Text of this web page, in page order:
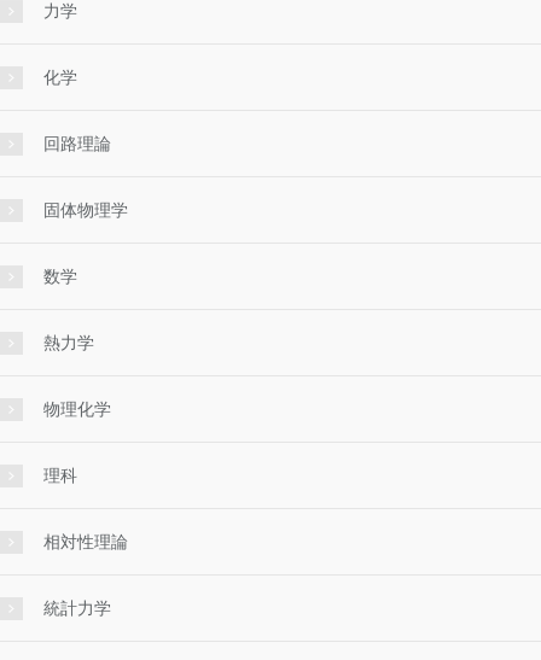
力学
化学
回路理論
固体物理学
数学
熱力学
物理化学
理科
相対性理論
統計力学